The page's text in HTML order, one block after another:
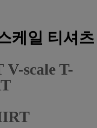
케일 티셔츠
V-scale T-